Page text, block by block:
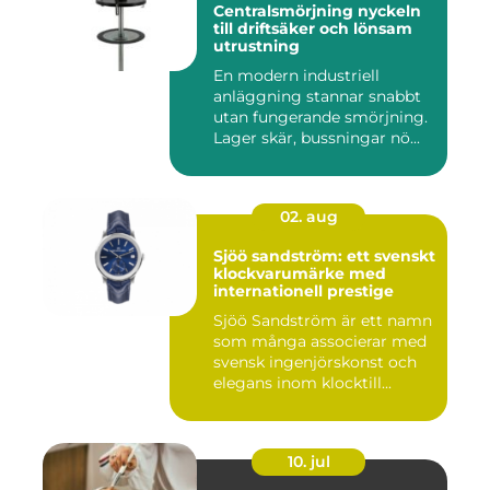
Centralsmörjning nyckeln
till driftsäker och lönsam
utrustning
En modern industriell
anläggning stannar snabbt
utan fungerande smörjning.
Lager skär, bussningar nö...
02. aug
Sjöö sandström: ett svenskt
klockvarumärke med
internationell prestige
Sjöö Sandström är ett namn
som många associerar med
svensk ingenjörskonst och
elegans inom klocktill...
10. jul